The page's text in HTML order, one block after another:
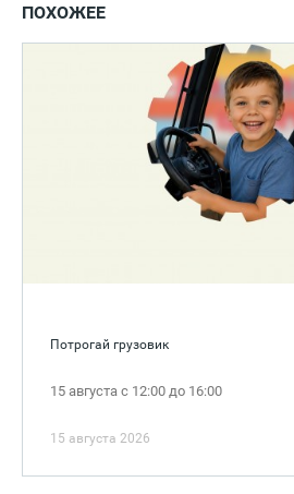
ПОХОЖЕЕ
Потрогай грузовик
15 августа с 12:00 до 16:00
15 августа 2026